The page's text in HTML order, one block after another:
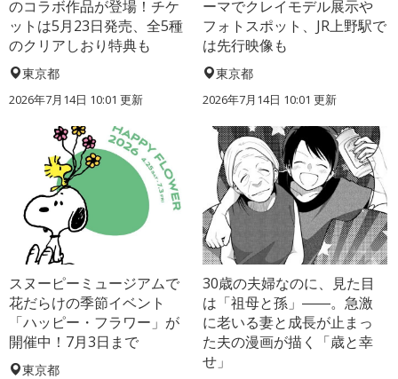
のコラボ作品が登場！チケ
ットは5月23日発売、全5種
のクリアしおり特典も
東京都
2026年7月14日 10:01 更新
ーマでクレイモデル展示や
フォトスポット、JR上野駅で
は先行映像も
東京都
2026年7月14日 10:01 更新
スヌーピーミュージアムで
花だらけの季節イベント
「ハッピー・フラワー」が
開催中！7月3日まで
東京都
30歳の夫婦なのに、見た目
は「祖母と孫」――。急激
に老いる妻と成長が止まっ
た夫の漫画が描く「歳と幸
せ」